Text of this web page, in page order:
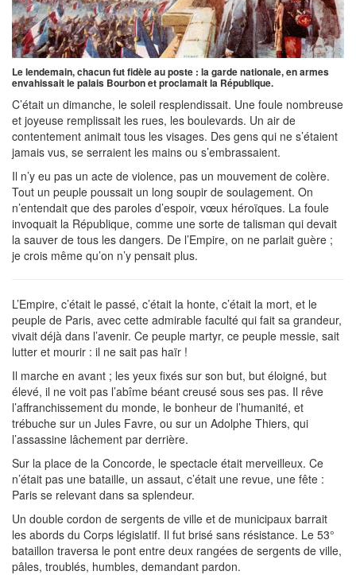
Le lendemain, chacun fut fidèle au poste : la garde nationale, en armes
envahissait le palais Bourbon et proclamait la République.
C’était un dimanche, le soleil resplendissait. Une foule nombreuse
et joyeuse remplissait les rues, les boulevards. Un air de
contentement animait tous les visages. Des gens qui ne s’étaient
jamais vus, se serraient les mains ou s’embrassaient.
Il n’y eu pas un acte de violence, pas un mouvement de colère.
Tout un peuple poussait un long soupir de soulagement. On
n’entendait que des paroles d’espoir, vœux héroïques. La foule
invoquait la République, comme une sorte de talisman qui devait
la sauver de tous les dangers. De l’Empire, on ne parlait guère ;
je crois même qu’on n’y pensait plus.
L’Empire, c’était le passé, c’était la honte, c’était la mort, et le
peuple de Paris, avec cette admirable faculté qui fait sa grandeur,
vivait déjà dans l’avenir. Ce peuple martyr, ce peuple messie, sait
lutter et mourir : il ne sait pas haïr !
Il marche en avant ; les yeux fixés sur son but, but éloigné, but
élevé, il ne voit pas l’abîme béant creusé sous ses pas. Il rêve
l’affranchissement du monde, le bonheur de l’humanité, et
trébuche sur un Jules Favre, ou sur un Adolphe Thiers, qui
l’assassine lâchement par derrière.
Sur la place de la Concorde, le spectacle était merveilleux. Ce
n’était pas une bataille, un assaut, c’était une revue, une fête :
Paris se relevant dans sa splendeur.
Un double cordon de sergents de ville et de municipaux barrait
les abords du Corps législatif. Il fut brisé sans résistance. Le 53°
bataillon traversa le pont entre deux rangées de sergents de ville,
pâles, troublés, humbles, demandant pardon.